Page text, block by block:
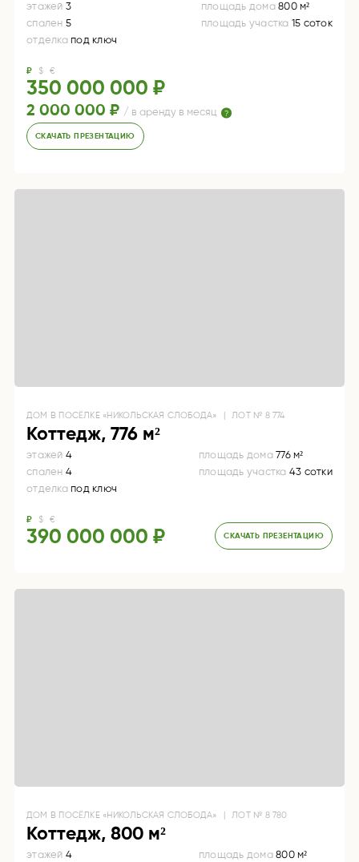
этажей 3
спален 5
отделка под ключ
площадь дома 800 м²
площадь участка 15 соток
₽ $ €
350 000 000 ₽
2 000 000 ₽ / в аренду в месяц ?
СКАЧАТЬ ПРЕЗЕНТАЦИЮ
ДОМ В ПОСЁЛКЕ «НИКОЛЬСКАЯ СЛОБОДА» ЛОТ № 8 774
Коттедж, 776 м²
этажей 4
спален 4
отделка под ключ
площадь дома 776 м²
площадь участка 43 сотки
₽ $ €
390 000 000 ₽ СКАЧАТЬ ПРЕЗЕНТАЦИЮ
ДОМ В ПОСЁЛКЕ «НИКОЛЬСКАЯ СЛОБОДА» ЛОТ № 8 780
Коттедж, 800 м²
этажей 4
площадь дома 800 м²